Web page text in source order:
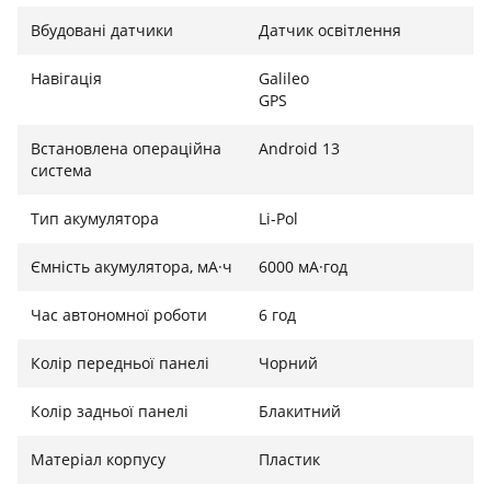
Вбудовані датчики Датчик освітлення
Навігація
Galileo
GPS
Встановлена ​​операційна
система
Android 13
Тип акумулятора Li-Pol
Ємність акумулятора, мА·ч 6000 мА·год
Час автономної роботи 6 год
Колір передньої панелі Чорний
Колір задньої панелі Блакитний
Матеріал корпусу Пластик